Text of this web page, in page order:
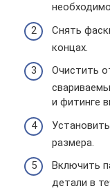
Снять
концах.
Очистить
и фитинге
размера.
Включить
детали в